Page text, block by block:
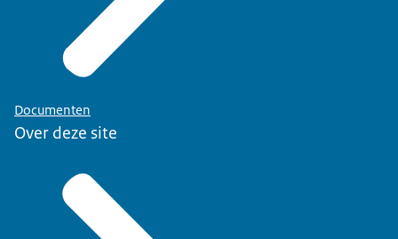
Documenten
Over deze site